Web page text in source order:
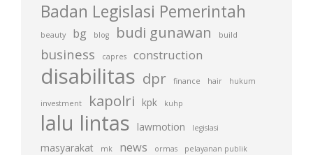
Badan Legislasi Pemerintah
beauty bg blog budi gunawan build
business capres construction
disabilitas dpr finance hair hukum
investment kapolri kpk kuhp
lalu lintas lawmotion legislasi
masyarakat mk news ormas pelayanan publik